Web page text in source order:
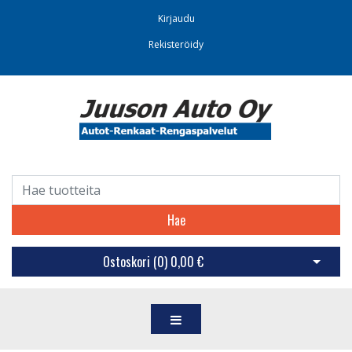
Kirjaudu
Rekisteröidy
Hae
Ostoskori (0) 0,00 € Avaa